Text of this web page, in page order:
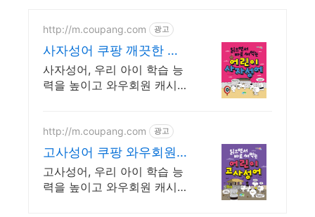
http://m.coupang.com 광고
사자성어 쿠팡 깨끗한 포
장으로 안전하게
사자성어, 우리 아이 학습 능
력을 높이고 와우회원 캐시
http://m.coupang.com 광고
고사성어 쿠팡 와우회원
5% 캐시 적립
고사성어, 우리 아이 학습 능
력을 높이고 와우회원 캐시